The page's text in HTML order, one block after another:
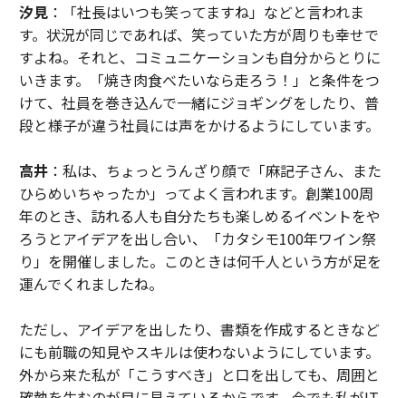
汐見：「社長はいつも笑ってますね」などと言われま
す。状況が同じであれば、笑っていた方が周りも幸せで
すよね。それと、コミュニケーションも自分からとりに
いきます。「焼き肉食べたいなら走ろう！」と条件をつ
けて、社員を巻き込んで一緒にジョギングをしたり、普
段と様子が違う社員には声をかけるようにしています。
高井：私は、ちょっとうんざり顔で「麻記子さん、また
ひらめいちゃったか」ってよく言われます。創業100周
年のとき、訪れる人も自分たちも楽しめるイベントをや
ろうとアイデアを出し合い、「カタシモ100年ワイン祭
り」を開催しました。このときは何千人という方が足を
運んでくれましたね。
ただし、アイデアを出したり、書類を作成するときなど
にも前職の知見やスキルは使わないようにしています。
外から来た私が「こうすべき」と口を出しても、周囲と